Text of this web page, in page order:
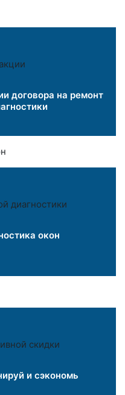
договора на ремонт
окон
и сэкономь